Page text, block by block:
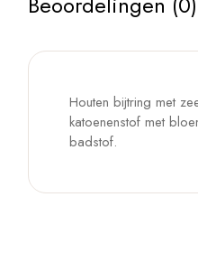
Houten bijtring met
katoenenstof met
badstof.